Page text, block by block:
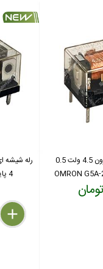
رله شیشه ای مینیاتوری امرون 4.5 ولت 0.5
4 پایه OMRON G6C-1117P
delete
remove
add